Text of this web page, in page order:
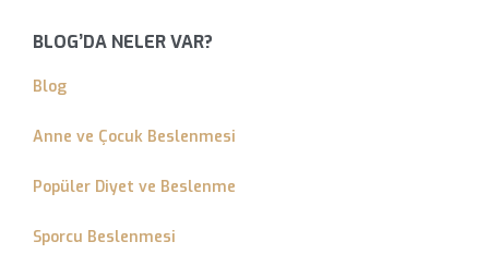
BLOG’DA NELER VAR?
Blog
Anne ve Çocuk Beslenmesi
Popüler Diyet ve Beslenme
Sporcu Beslenmesi